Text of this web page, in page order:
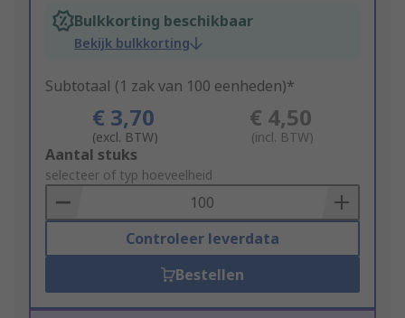
Bulkkorting beschikbaar
Bekijk bulkkorting
Subtotaal (1 zak van 100 eenheden)*
€ 3,70
(excl. BTW)
€ 4,50
(incl. BTW)
Add
to
Basket
Aantal stuks
selecteer of typ hoeveelheid
Controleer leverdata
Bestellen